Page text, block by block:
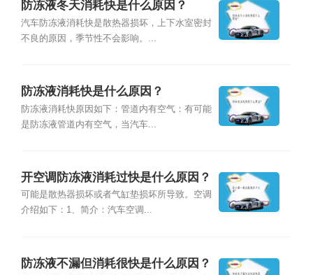
防冻液冬天消耗快是什么原因？
汽车防冻液消耗快是散热器损坏，上下水室密封
不良的原因，季节性不会影响。...
防冻液消耗快是什么原因？
防冻液消耗快原因如下：管道内有空气：有可能
是防冻液管道内有空气，当汽车...
开空调防冻液消耗过快是什么原因？
可能是散热器损坏或者气缸垫损坏所导致。空调
介绍如下：1、简介：汽车空调...
防冻液不漏但消耗很快是什么原因？